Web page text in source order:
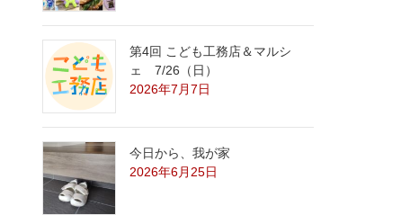
第4回 こども工務店＆マルシ
ェ 7/26（日）
2026年7月7日
今日から、我が家
2026年6月25日